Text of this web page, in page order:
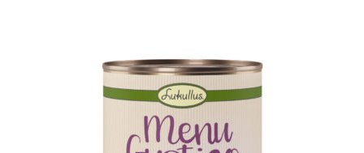
Royal Canin pro psy
Veterinární dieta pro psy